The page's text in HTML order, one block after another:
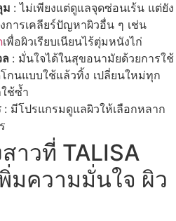
ม : ไม่เพียงแต่ดูแลจุดซ่อนเร้น แต่ยัง
การเคลียร์ปัญหาผิวอื่น ๆ เช่น
เพื่อผิวเรียบเนียนไร้ตุ่มหนังไก่
ล : มั่นใจได้ในสุขอนามัยด้วยการใช้
นแบบใช้แล้วทิ้ง เปลี่ยนใหม่ทุก
ช้ซ้ำ
: มีโปรแกรมดูแลผิวให้เลือกหลาก
าวที่ TALISA
มความมั่นใจ ผิว